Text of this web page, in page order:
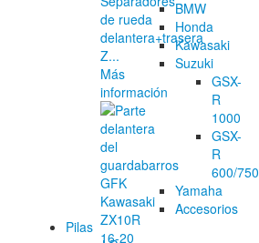
BMW
Honda
Kawasaki
Suzuki
GSX-
R
1000
GSX-
R
600/750
Yamaha
Accesorios
Pilas
de rueda
delantera+trasera
Z...
Más
información